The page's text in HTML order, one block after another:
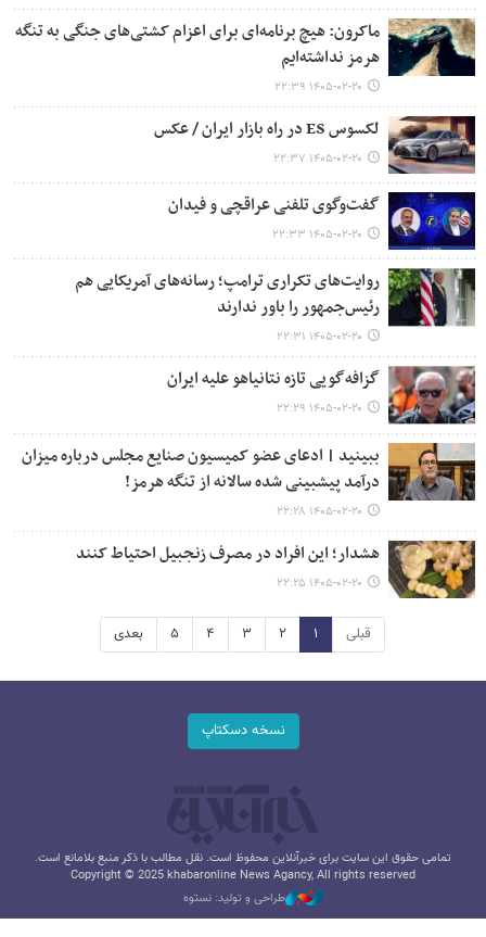
ماکرون: هیچ برنامه‌ای برای اعزام کشتی‌های جنگی به تنگه
هرمز نداشته‌ایم
۱۴۰۵-۰۲-۲۰ ۲۲:۳۹
لکسوس ES در راه بازار ایران / عکس
۱۴۰۵-۰۲-۲۰ ۲۲:۳۷
گفت‌وگوی تلفنی عراقچی و فیدان
۱۴۰۵-۰۲-۲۰ ۲۲:۳۳
روایت‌های تکراری ترامپ؛ رسانه‌های آمریکایی هم
رئیس‌جمهور را باور ندارند
۱۴۰۵-۰۲-۲۰ ۲۲:۳۱
گزافه‌گویی تازه نتانیاهو علیه ایران
۱۴۰۵-۰۲-۲۰ ۲۲:۲۹
ببینید | ادعای عضو کمیسیون صنایع مجلس درباره میزان
درآمد پیشبینی شده سالانه از تنگه هرمز!
۱۴۰۵-۰۲-۲۰ ۲۲:۲۸
هشدار؛ این افراد در مصرف زنجبیل احتیاط کنند
۱۴۰۵-۰۲-۲۰ ۲۲:۲۵
قبلی ۱ ۲ ۳ ۴ ۵ بعدی
نسخه دسکتاپ
تمامی حقوق این سایت برای خبرآنلاین محفوظ است. نقل مطالب با ذکر منبع بلامانع است.
Copyright © 2025 khabaronline News Agancy, All rights reserved
طراحی و تولید: نستوه